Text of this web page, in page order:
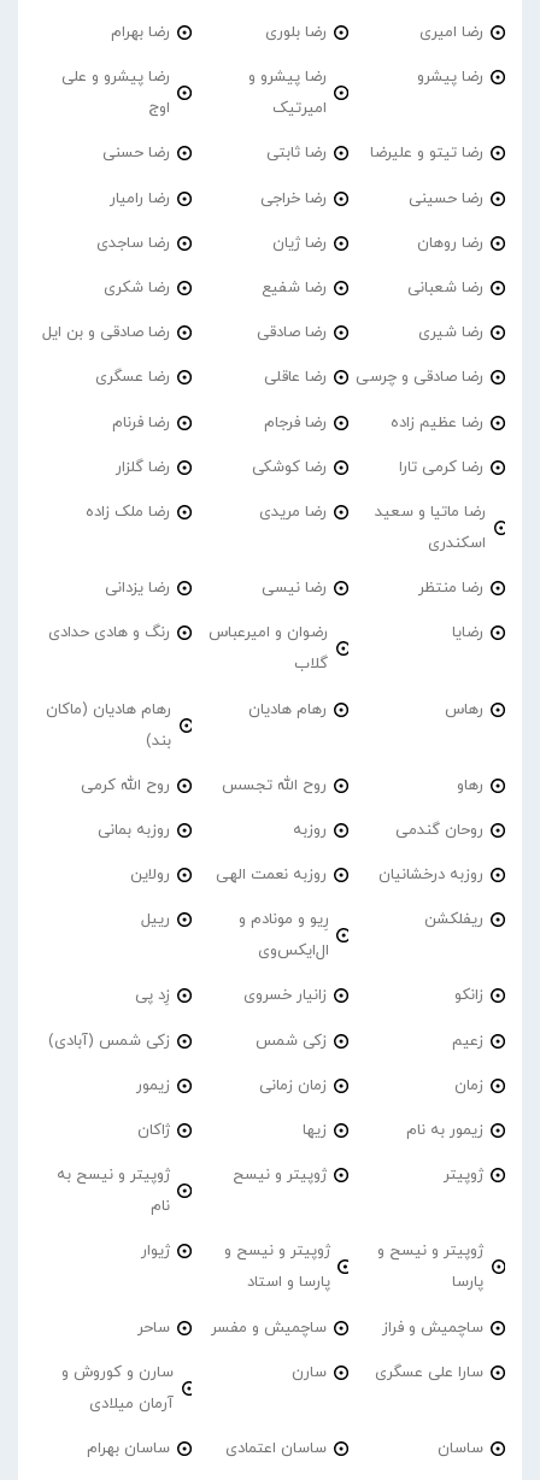
رضا امیری رضا بلوری رضا بهرام
رضا پیشرو
رضا پیشرو و
امیرتیک
رضا پیشرو و علی
اوج
رضا تیتو و علیرضا رضا ثابتی رضا حسنی
رضا حسینی رضا خراجی رضا رامیار
رضا روهان رضا ژیان رضا ساجدی
رضا شعبانی رضا شفیع رضا شکری
رضا شیری رضا صادقی رضا صادقی و بن ایل
رضا صادقی و چرسی رضا عاقلی رضا عسگری
رضا عظیم زاده رضا فرجام رضا فرنام
رضا کرمی تارا رضا کوشکی رضا گلزار
رضا ماتیا و سعید
اسکندری
رضا مریدی رضا ملک زاده
رضا منتظر رضا نیسی رضا یزدانی
رضایا
رضوان و امیرعباس
گلاب
رنگ و هادی حدادی
رهاس رهام هادیان
رهام هادیان (ماکان
بند)
رهاو روح الله تجسس روح الله کرمی
روحان گندمی روزبه روزبه بمانی
روزبه درخشانیان روزبه نعمت الهی رولاین
ریفلکشن
رِیو و مونادم و
ال‌ایکس‌وی
رییل
زانکو زانیار خسروی زِد پی
زعیم زکی شمس زکی شمس (آبادی)
زمان زمان زمانی زیمور
زیمور به نام زیها ژاکان
ژوپیتر ژوپیتر و نیسح
ژوپیتر و نیسح به
نام
ژوپیتر و نیسح و
پارسا
ژوپیتر و نیسح و
پارسا و استاد
ژیوار
ساچمیش و فراز ساچمیش و مفسر ساحر
سارا علی عسگری سارن
سارن و کوروش و
آرمان میلادی
ساسان ساسان اعتمادی ساسان بهرام